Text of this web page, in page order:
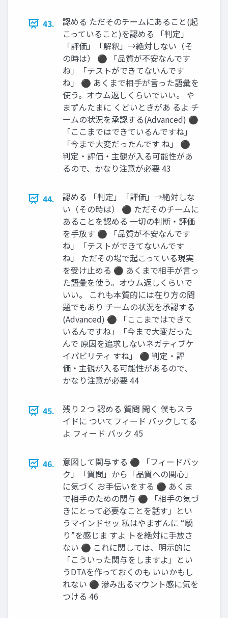
43.
認める ただそのチームにあること(起
こっていること)を認める 「判定」
「評価」「解釈」→絶対しない（そ
の時は） ⚫ 「品質が不安なんです
ね」「テストができてないんです
ね」 ⚫ あくまで相手が言った語彙を
使う。オウム返しくらいでいい。 や
まずんたまに くどいときがあ るよ チ
ームの状況を承認する(Advanced) ⚫
「ここまではできているんですね」
「今まで大変だったんです ね」 ⚫
判定・評価・主観が入る可能性があ
るので、かなり注意が必要 43
44.
認める 「判定」「評価」→絶対しな
い（その時は） ⚫ ただそのチームに
あることを認める 一切の判断・評価
を手放す ⚫ 「品質が不安なんです
ね」「テストができてないんです
ね」 ただその場で起こっている現実
を受け止める ⚫ あくまで相手が言っ
た語彙を使う。オウム返しくらいで
いい。 これも本質的には在り方の問
題でもあり チームの状況を承認する
(Advanced) ⚫ 「ここまではできて
いるんですね」「今まで大変だった
んで 原因を追求しないネガティブケ
イパビリティ すね」 ⚫ 判定・評
価・主観が入る可能性があるので、
かなり注意が必要 44
45.
残り２つ 認める 質問 聞く 僕もスラ
イドに ついてフィード バックしてる
よ フィード バック 45
46.
意図して関与する ⚫ 「フィードバッ
ク」「質問」から「品質への関心」
に気づく お手伝いをする ⚫ あくま
で相手のための関与 ⚫ 「相手の気づ
きにとって必要なことを話す」とい
うマインドセッ 私はやまずんに “驕
り”を感じま すよ トを絶対に手放さ
ない ⚫ これに関しては、明示的に
「こういった関与をしますよ」とい
うDTAを作っておくのも いいかもし
れない ⚫ 滲み出るマウント感に気を
つける 46